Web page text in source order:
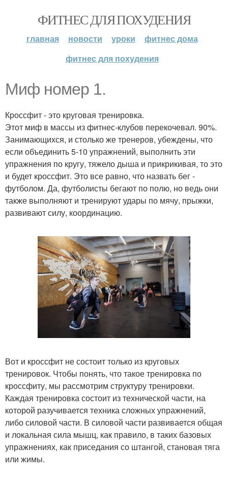
ФИТНЕС ДЛЯ ПОХУДЕНИЯ
главная новости уроки
фитнес дома
фитнес для похудения
Миф номер 1.
Кроссфит - это круговая тренировка.
Этот миф в массы из фитнес-клубов перекочевал. 90%.
Занимающихся, и столько же тренеров, убеждены, что
если объединить 5-10 упражнений, выполнить эти
упражнения по кругу, тяжело дыша и прикрикивая, то это
и будет кроссфит. Это все равно, что назвать бег -
футболом. Да, футболисты бегают по полю, но ведь они
также выполняют и тренируют удары по мячу, прыжки,
развивают силу, координацию.
Вот и кроссфит не состоит только из круговых
тренировок. Чтобы понять, что такое тренировка по
кроссфиту, мы рассмотрим структуру тренировки.
Каждая тренировка состоит из технической части, на
которой разучивается техника сложных упражнений,
либо силовой части. В силовой части развивается общая
и локальная сила мышц, как правило, в таких базовых
упражнениях, как приседания со штангой, становая тяга
или жимы.